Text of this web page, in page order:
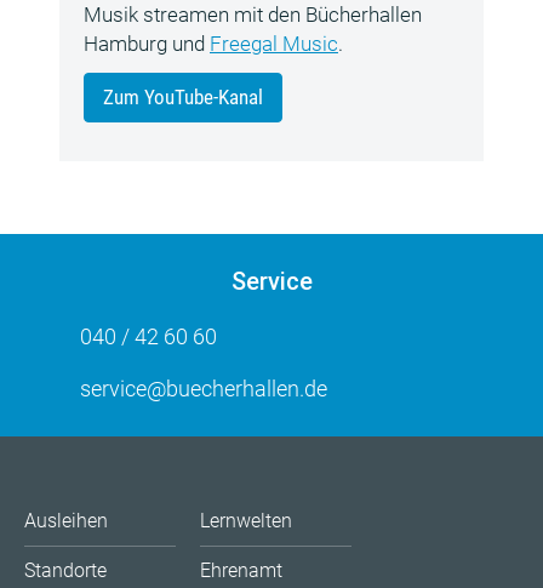
Musik streamen mit den Bücherhallen
Hamburg und Freegal Music.
Zum YouTube-Kanal
Service
040 / 42 60 60
service@buecherhallen.de
Ausleihen
Standorte
Lernwelten
Ehrenamt